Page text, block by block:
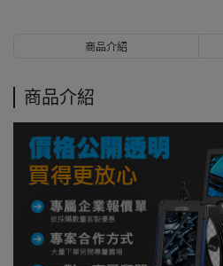
商品介紹
商品介紹